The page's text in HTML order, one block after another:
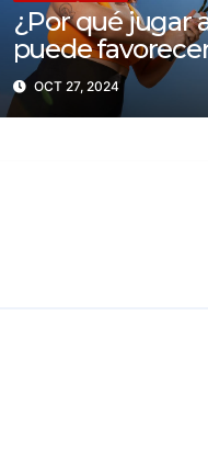
¿Por qué jugar
puede
física y mental?
OCT 27, 2024